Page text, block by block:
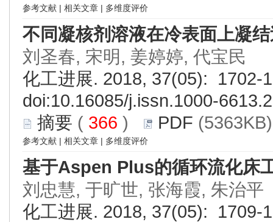
参考文献 | 相关文章 | 多维度评价
不同凝核剂溶液在冷表面上凝
刘圣春, 宋明, 姜婷婷, 代宝民
化工进展. 2018, 37(05): 1702-
doi:10.16085/j.issn.1000-
摘要 ( 366 ) PDF
参考文献 | 相关文章 | 多维度评价
基于Aspen Plus的循环流化床
刘忠慧, 于旷世, 张海霞, 朱治平
化工进展. 2018, 37(05): 1709-